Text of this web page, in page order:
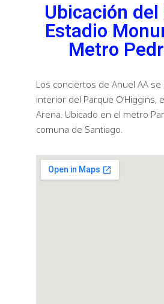
Ubicación del
Estadio
Metro
Los conciertos de Anuel AA
interior del Parque O’Higgins,
Arena. Ubicado en el metro
comuna de Santiago.